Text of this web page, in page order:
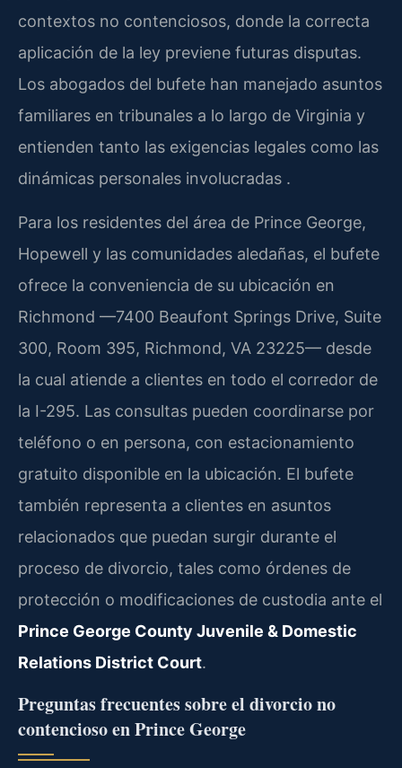
contextos no contenciosos, donde la correcta
aplicación de la ley previene futuras disputas.
Los abogados del bufete han manejado asuntos
familiares en tribunales a lo largo de Virginia y
entienden tanto las exigencias legales como las
dinámicas personales involucradas .
Para los residentes del área de Prince George,
Hopewell y las comunidades aledañas, el bufete
ofrece la conveniencia de su ubicación en
Richmond —7400 Beaufont Springs Drive, Suite
300, Room 395, Richmond, VA 23225— desde
la cual atiende a clientes en todo el corredor de
la I-295. Las consultas pueden coordinarse por
teléfono o en persona, con estacionamiento
gratuito disponible en la ubicación. El bufete
también representa a clientes en asuntos
relacionados que puedan surgir durante el
proceso de divorcio, tales como órdenes de
protección o modificaciones de custodia ante el
Prince George County Juvenile & Domestic
Relations District Court.
Preguntas frecuentes sobre el divorcio no
contencioso en Prince George